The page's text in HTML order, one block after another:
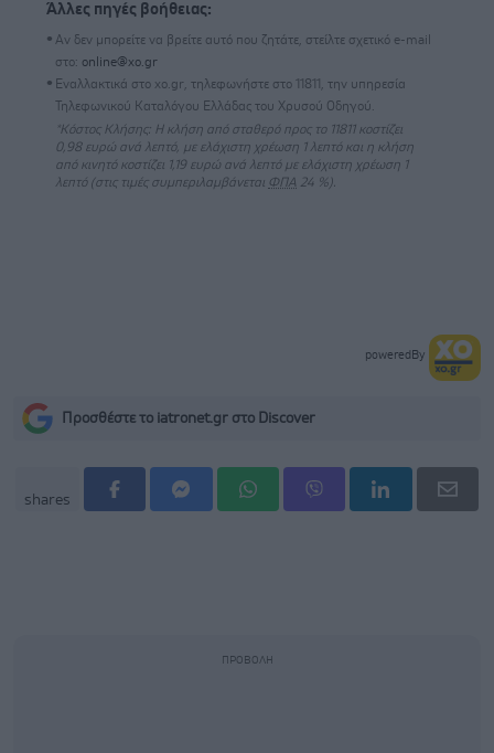
Άλλες πηγές βοήθειας:
Αν δεν μπορείτε να βρείτε αυτό που ζητάτε, στείλτε σχετικό e-mail
στο: online@xo.gr
Εναλλακτικά στο xo.gr τηλεφωνήστε στο 11811, την υπηρεσία
Τηλεφωνικού Καταλόγου Ελλάδας του Χρυσού Οδηγού.
*Κόστος Κλήσης: Η κλήση από σταθερό προς το 11811 κοστίζει
0,98 ευρώ ανά λεπτό, με ελάχιστη χρέωση 1 λεπτό και η κλήση
από κινητό κοστίζει 1,19 ευρώ ανά λεπτό με ελάχιστη χρέωση 1
λεπτό (στις τιμές συμπεριλαμβάνεται ΦΠΑ 24 %).
poweredBy
Προσθέστε το iatronet.gr στο Discover
shares